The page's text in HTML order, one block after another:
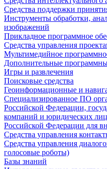
Средства поддержки
Инструменты обработки,
изображений
Прикладное программное
Средства управления
Мультимедийное
Дополнительные
Игры и развлечения
Поисковые средства
Геоинформационные и
Специализированное ПО
Российской Федерации,
компаний и юридических
Российской Федерации для
Средства управления
Средства управления
голосовые роботы)
Базы знаний